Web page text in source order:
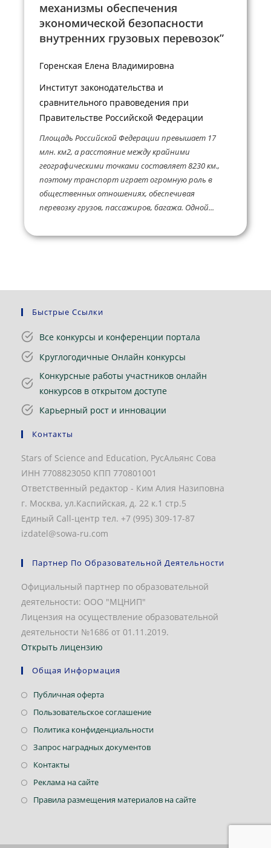
механизмы обеспечения
экономической безопасности
внутренних грузовых перевозок”
Горенская Елена Владимировна
Институт законодательства и
сравнительного правоведения при
Правительстве Российской Федерации
Площадь Российской Федерации превышает 17
млн. км2, а расстояние между крайними
географическими точками составляет 8230 км.,
поэтому транспорт играет огромную роль в
общественных отношениях, обеспечивая
перевозку грузов, пассажиров, багажа. Одной...
Быстрые Ссылки
Все конкурсы и конференции портала
Круглогодичные Онлайн конкурсы
Конкурсные работы участников онлайн
конкурсов в открытом доступе
Карьерный рост и инновации
Контакты
Stars of Science and Education, РусАльянс Сова
ИНН 7708823050 КПП 770801001
Ответственный редактор - Ким Алия Назиповна
г. Москва, ул.Каспийская, д. 22 к.1 стр.5
Единый Call-центр тел. +7 (995) 309-17-87
izdatel@sowa-ru.com
Партнер По Образовательной Деятельности
Официальный партнер по образовательной
деятельности: ООО "МЦНИП"
Лицензия на осуществление образовательной
деятельности №1686 от 01.11.2019.
Открыть лицензию
Общая Информация
Публичная офертаОткроется
в
Пользовательское соглашениеОткроется
в
Политика конфиденциальностиОткроется
Запрос наградных документовОткроется
Контакты
в
Реклама на сайтеОткроется
в
Правила размещения материалов на сайтеОткроется
вкладке